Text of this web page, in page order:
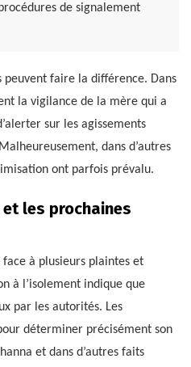
de signalement
peuvent faire la différence. Dans
la vigilance de la mère qui a
sur les agissements
dans d’autres
ont parfois prévalu.
les prochaines
à plusieurs plaintes et
à l’isolement indique que
par les autorités. Les
déterminer précisément son
et dans d’autres faits